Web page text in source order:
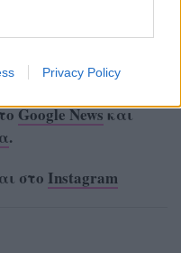
Privacy Policy
Google Newsκαι
.
στο Instagram